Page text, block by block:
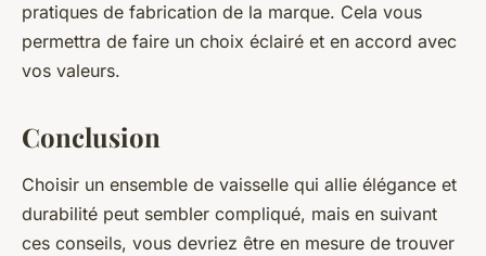
pratiques de fabrication de la marque. Cela vous
permettra de faire un choix éclairé et en accord avec
vos valeurs.
Conclusion
Choisir un ensemble de vaisselle qui allie élégance et
durabilité peut sembler compliqué, mais en suivant
ces conseils, vous devriez être en mesure de trouver